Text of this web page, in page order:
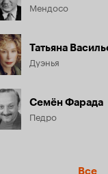
Мендосо
Татьяна
Дуэнья
Семён Фарада
Педро
Все